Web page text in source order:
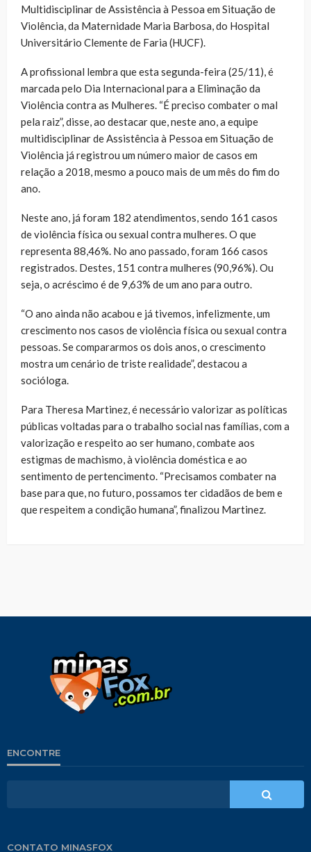
Multidisciplinar de Assistência à Pessoa em Situação de
Violência, da Maternidade Maria Barbosa, do Hospital
Universitário Clemente de Faria (HUCF).
A profissional lembra que esta segunda-feira (25/11), é
marcada pelo Dia Internacional para a Eliminação da
Violência contra as Mulheres. “É preciso combater o mal
pela raiz”, disse, ao destacar que, neste ano, a equipe
multidisciplinar de Assistência à Pessoa em Situação de
Violência já registrou um número maior de casos em
relação a 2018, mesmo a pouco mais de um mês do fim do
ano.
Neste ano, já foram 182 atendimentos, sendo 161 casos
de violência física ou sexual contra mulheres. O que
representa 88,46%. No ano passado, foram 166 casos
registrados. Destes, 151 contra mulheres (90,96%). Ou
seja, o acréscimo é de 9,63% de um ano para outro.
“O ano ainda não acabou e já tivemos, infelizmente, um
crescimento nos casos de violência física ou sexual contra
pessoas. Se compararmos os dois anos, o crescimento
mostra um cenário de triste realidade”, destacou a
socióloga.
Para Theresa Martinez, é necessário valorizar as políticas
públicas voltadas para o trabalho social nas famílias, com a
valorização e respeito ao ser humano, combate aos
estigmas de machismo, à violência doméstica e ao
sentimento de pertencimento. “Precisamos combater na
base para que, no futuro, possamos ter cidadãos de bem e
que respeitem a condição humana”, finalizou Martinez.
ENCONTRE
CONTATO MINASFOX